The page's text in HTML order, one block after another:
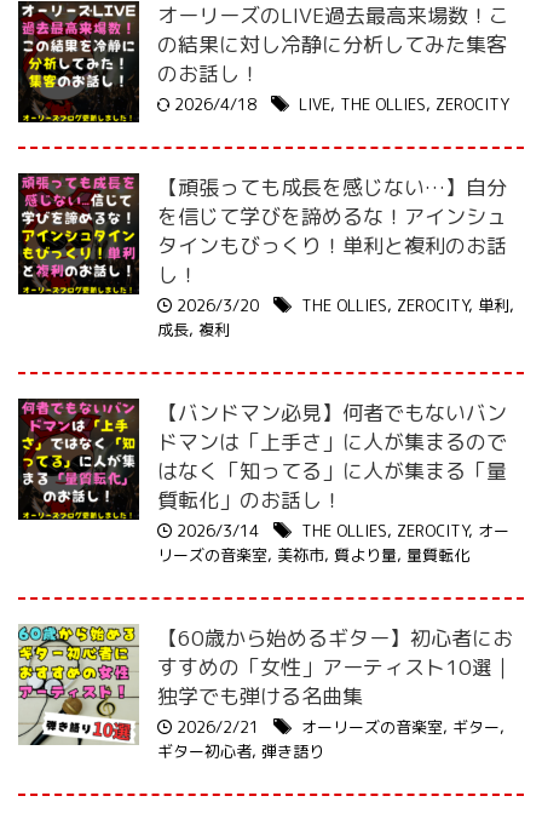
オーリーズのLIVE過去最高来場数！こ
の結果に対し冷静に分析してみた集客
のお話し！
2026/4/18 LIVE, THE OLLIES, ZEROCITY
【頑張っても成長を感じない…】自分
を信じて学びを諦めるな！アインシュ
タインもびっくり！単利と複利のお話
し！
2026/3/20 THE OLLIES, ZEROCITY, 単利,
成長, 複利
【バンドマン必見】何者でもないバン
ドマンは「上手さ」に人が集まるので
はなく「知ってる」に人が集まる「量
質転化」のお話し！
2026/3/14 THE OLLIES, ZEROCITY, オー
リーズの音楽室, 美祢市, 質より量, 量質転化
【60歳から始めるギター】初心者にお
すすめの「女性」アーティスト10選｜
独学でも弾ける名曲集
2026/2/21 オーリーズの音楽室, ギター,
ギター初心者, 弾き語り